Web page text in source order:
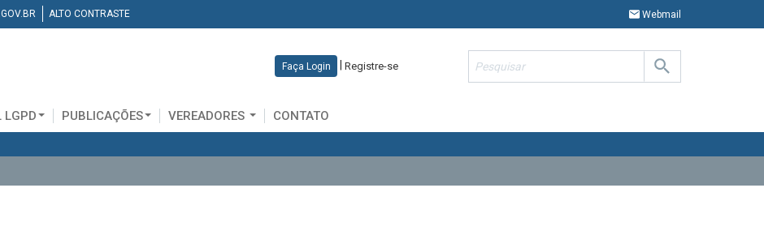
ALTO CONTRASTE Webmail
Faça Login Registre-se
LGPD PUBLICAÇÕES VEREADORES CONTATO